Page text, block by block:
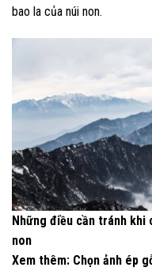
bao la của núi non.
Những điều cần tránh khi
non
Xem thêm: Chọn ảnh ép